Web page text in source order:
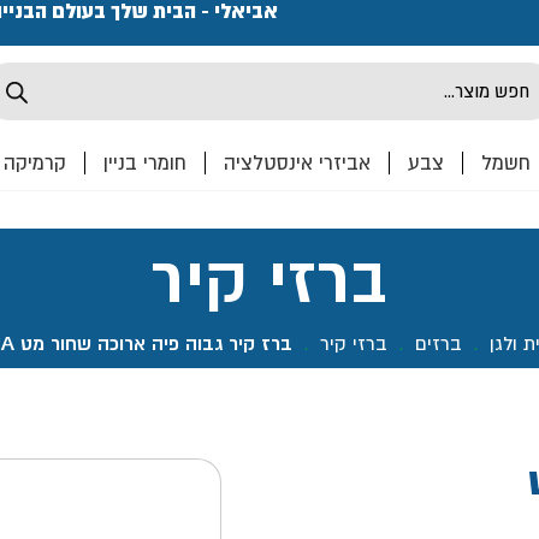
אביאלי - הבית שלך בעולם
חשמל צבע אביזרי אינסטלציה חומרי בניין קרמיקה
ברזי קיר
ולגן . ברזים . ברזי קיר . ברז קיר גבוה פיה ארוכה שחור מט CAPINERA- אקווילה